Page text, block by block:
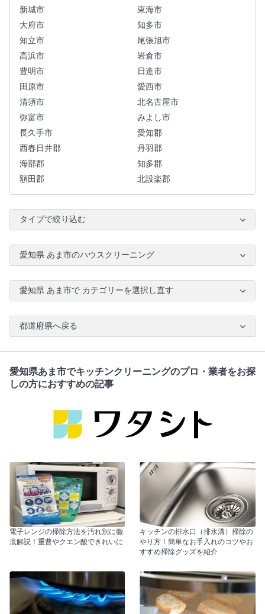
新城市
東海市
大府市
知多市
知立市
尾張旭市
高浜市
岩倉市
豊明市
日進市
田原市
愛西市
清須市
北名古屋市
弥富市
みよし市
長久手市
愛知郡
西春日井郡
丹羽郡
海部郡
知多郡
額田郡
北設楽郡
タイプで絞り込む
愛知県 あま市のハウスクリーニング
愛知県 あま市で カテゴリーを選択し直す
都道府県へ戻る
愛知県あま市でキッチンクリーニングのプロ・業者をお探
しの方におすすめの記事
電子レンジの掃除方法を汚れ別に徹
底解説！重曹やクエン酸できれいに
キッチンの排水口（排水溝）掃除の
やり方！簡単なお手入れのコツやお
すすめ掃除グッズを紹介